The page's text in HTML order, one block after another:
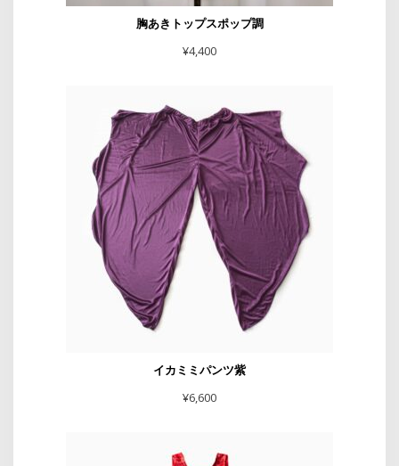
胸あきトップスポップ調
¥4,400
イカミミパンツ紫
¥6,600